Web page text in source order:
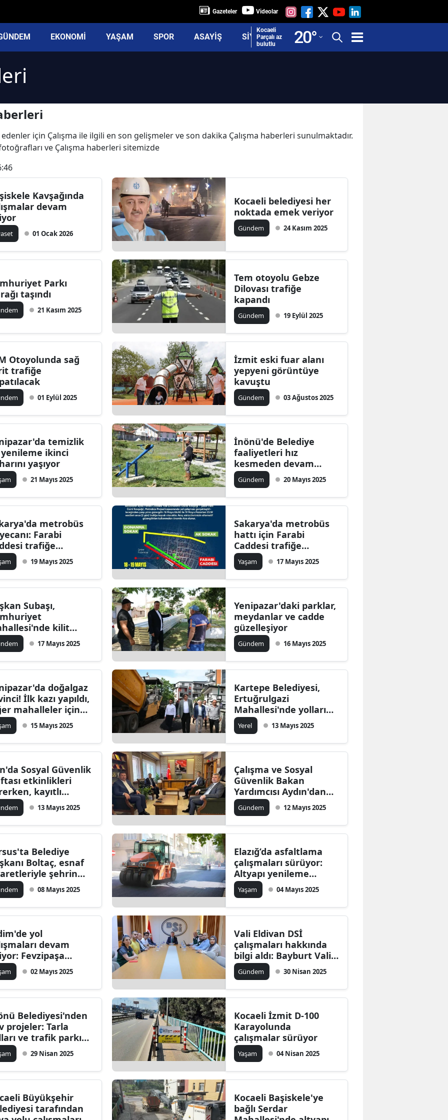
Gazeteler Videolar
EKONOMİ YAŞAM SPOR ASAYİŞ SİYASET
Kocaeli
Parçalı az
bulutlu
20°
Adana
Adıyaman
Ankara
Balıkesir
Bilecik
Bitlis
Bolu
Burdur
Çanakkale
Çankırı
Çorum
Diyarbakır
Edirne
Elazığ
Erzurum
Eskişehir
Gaziantep
Gümüşhane
Hakkari
Hatay
Mersin
İstanbul
İzmir
Kastamonu
Kayseri
Kırklareli
Kocaeli
Konya
Kütahya
Manisa
Kahramanmaraş
Mardin
Muş
Nevşehir
Niğde
Rize
Sakarya
için Çalışma ile ilgili en son gelişmeler ve son dakika Çalışma haberleri sunulmaktadır.
ve Çalışma haberleri sitemizde
Kavşağında
devam
01 Ocak 2026
Kocaeli belediyesi her
noktada emek veriyor
Gündem 24 Kasım 2025
Parkı
taşındı
21 Kasım 2025
Tem otoyolu Gebze
Dilovası trafiğe
kapandı
Gündem 19 Eylül 2025
Otoyolunda sağ
trafiğe
01 Eylül 2025
İzmit eski fuar alanı
yepyeni görüntüye
kavuştu
Gündem 03 Ağustos 2025
temizlik
ikinci
yaşıyor
21 Mayıs 2025
İnönü'de Belediye
faaliyetleri hız
kesmeden devam
ediyor!
Gündem 20 Mayıs 2025
metrobüs
Farabi
trafiğe
19 Mayıs 2025
Sakarya'da metrobüs
hattı için Farabi
Caddesi trafiğe
kapandı! Alternatif
yolları kullanın
Yaşam 17 Mayıs 2025
Subaşı,
kilit
çalışmalarıyla
mahalle
taleplerini
17 Mayıs 2025
Yenipazar'daki parklar,
meydanlar ve cadde
güzelleşiyor
Gündem 16 Mayıs 2025
doğalgaz
İlk kazı yapıldı,
mahalleler için
haber geldi
15 Mayıs 2025
Kartepe Belediyesi,
Ertuğrulgazi
Mahallesi'nde yolları
yeniledi: Modern
görünüm için 250 ton
asfalt kullanıldı
Yerel 13 Mayıs 2025
Sosyal Güvenlik
etkinlikleri
kayıtlı
önemi
13 Mayıs 2025
Çalışma ve Sosyal
Güvenlik Bakan
Yardımcısı Aydın'dan
Çaycuma'ya önemli
ziyaret! Bölgedeki
istihdam politikaları
masaya yatırıldı
Gündem 12 Mayıs 2025
Belediye
Boltaç, esnaf
şehrin
inşa ediyor
08 Mayıs 2025
Elazığ’da asfaltlama
çalışmaları sürüyor:
Altyapı yenileme
çalışmaları devam
ediyor
Yaşam 04 Mayıs 2025
yol
devam
Fevzipaşa
sürüyor
02 Mayıs 2025
Vali Eldivan DSİ
çalışmaları hakkında
bilgi aldı: Bayburt Valisi
Mustafa Eldivan,
Devlet Su İşleri 225.
Şube Müdürlüğünü
ziyaret etti
Gündem 30 Nisan 2025
Belediyesi'nden
projeler: Tarla
ve trafik parkı
29 Nisan 2025
Kocaeli İzmit D-100
Karayolunda
çalışmalar sürüyor
Yaşam 04 Nisan 2025
Büyükşehir
tarafından
Kocaeli Başiskele'ye
bağlı Serdar